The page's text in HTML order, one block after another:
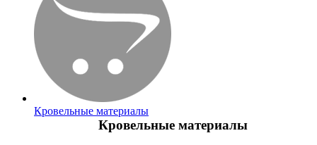
Кровельные материалы
Кровельные материалы